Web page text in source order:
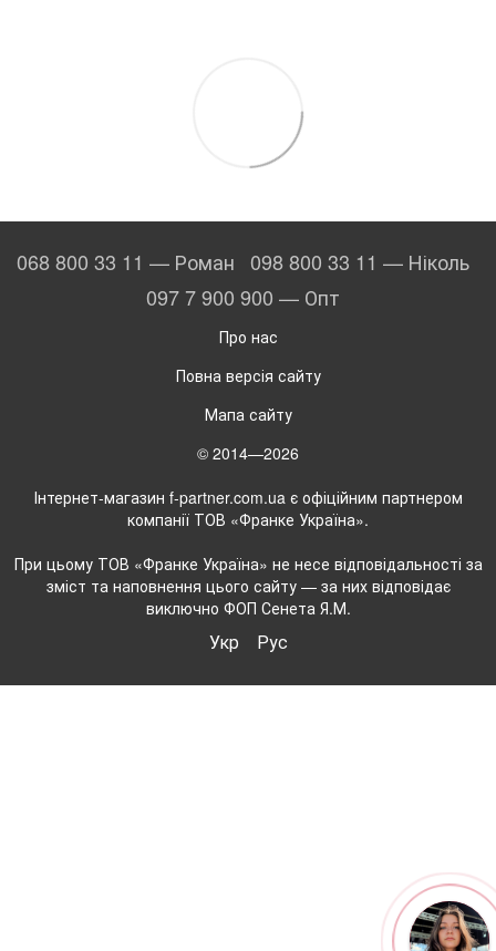
068 800 33 11 — Роман 098 800 33 11 — Ніколь
097 7 900 900 — Опт
Про нас
Повна версія сайту
Мапа сайту
© 2014—2026
Інтернет-магазин f-partner.com.ua є офіційним партнером
компанії ТОВ «Франке Україна».
При цьому ТОВ «Франке Україна» не несе відповідальності за
зміст та наповнення цього сайту — за них відповідає
виключно ФОП Сенета Я.М.
Укр Рус